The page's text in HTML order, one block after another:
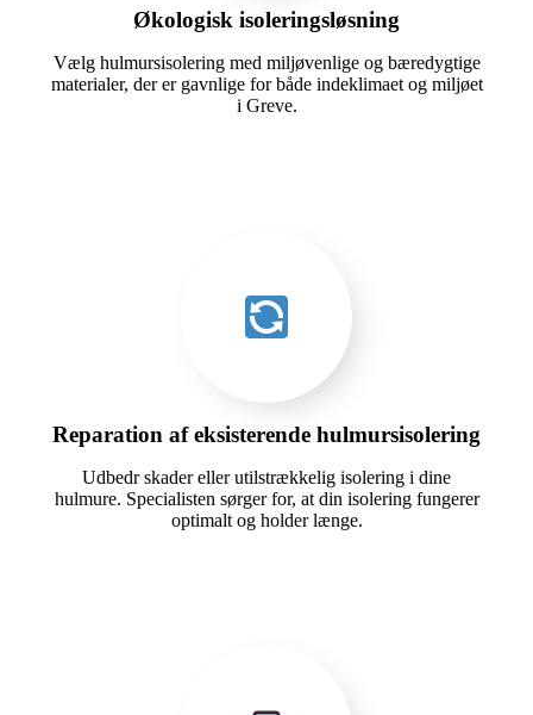
Økologisk isoleringsløsning
Vælg hulmursisolering med miljøvenlige og bæredygtige
materialer, der er gavnlige for både indeklimaet og miljøet
i Greve.
Reparation af eksisterende hulmursisolering
Udbedr skader eller utilstrækkelig isolering i dine
hulmure. Specialisten sørger for, at din isolering fungerer
optimalt og holder længe.